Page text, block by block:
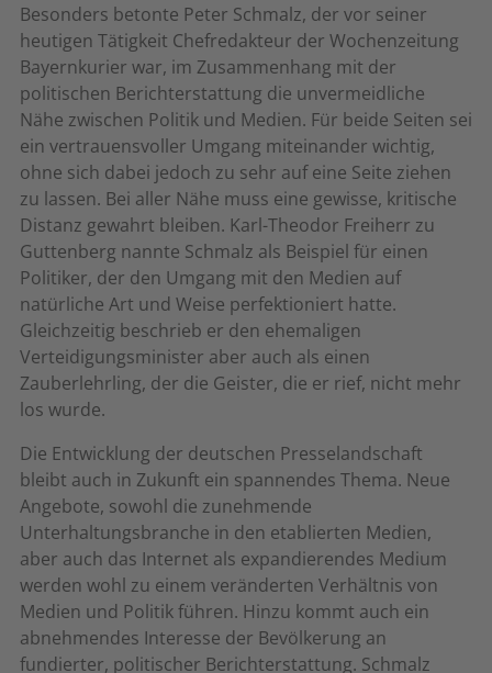
Besonders betonte Peter Schmalz, der vor seiner
heutigen Tätigkeit Chefredakteur der Wochenzeitung
Bayernkurier war, im Zusammenhang mit der
politischen Berichterstattung die unvermeidliche
Nähe zwischen Politik und Medien. Für beide Seiten sei
ein vertrauensvoller Umgang miteinander wichtig,
ohne sich dabei jedoch zu sehr auf eine Seite ziehen
zu lassen. Bei aller Nähe muss eine gewisse, kritische
Distanz gewahrt bleiben. Karl-Theodor Freiherr zu
Guttenberg nannte Schmalz als Beispiel für einen
Politiker, der den Umgang mit den Medien auf
natürliche Art und Weise perfektioniert hatte.
Gleichzeitig beschrieb er den ehemaligen
Verteidigungsminister aber auch als einen
Zauberlehrling, der die Geister, die er rief, nicht mehr
los wurde.
Die Entwicklung der deutschen Presselandschaft
bleibt auch in Zukunft ein spannendes Thema. Neue
Angebote, sowohl die zunehmende
Unterhaltungsbranche in den etablierten Medien,
aber auch das Internet als expandierendes Medium
werden wohl zu einem veränderten Verhältnis von
Medien und Politik führen. Hinzu kommt auch ein
abnehmendes Interesse der Bevölkerung an
fundierter, politischer Berichterstattung. Schmalz